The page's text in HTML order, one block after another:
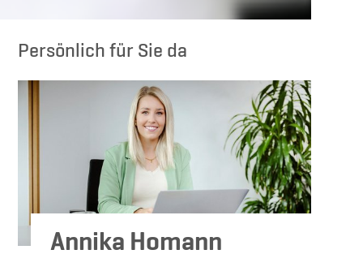
Persönlich für Sie da
Annika Homann